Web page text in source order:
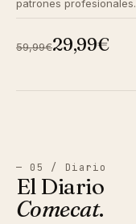
patrones profesionales.
59,99€29,99€
— 05 / Diario
El Diario
Comecat.